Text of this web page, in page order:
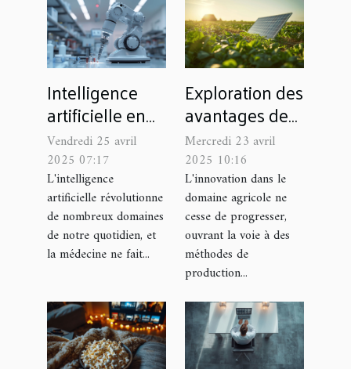
Intelligence
artificielle en
médecine
découvertes
récentes qui
révolutionnent
le diagnostic et
le traitement
Vendredi 25 avril
2025 07:17
L'intelligence
artificielle révolutionne
de nombreux domaines
de notre quotidien, et
la médecine ne fait...
Exploration des
avantages de
l'agrivoltaïsme
pour les
exploitations
agricoles
Mercredi 23 avril
2025 10:16
L'innovation dans le
domaine agricole ne
cesse de progresser,
ouvrant la voie à des
méthodes de
production...